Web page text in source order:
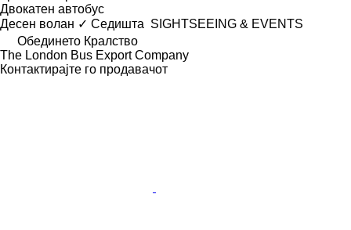
Двокатен автобус
Десен волан ✓ Седишта SIGHTSEEING & EVENTS
Обединето Кралство
The London Bus Export Company
Контактирајте го продавачот